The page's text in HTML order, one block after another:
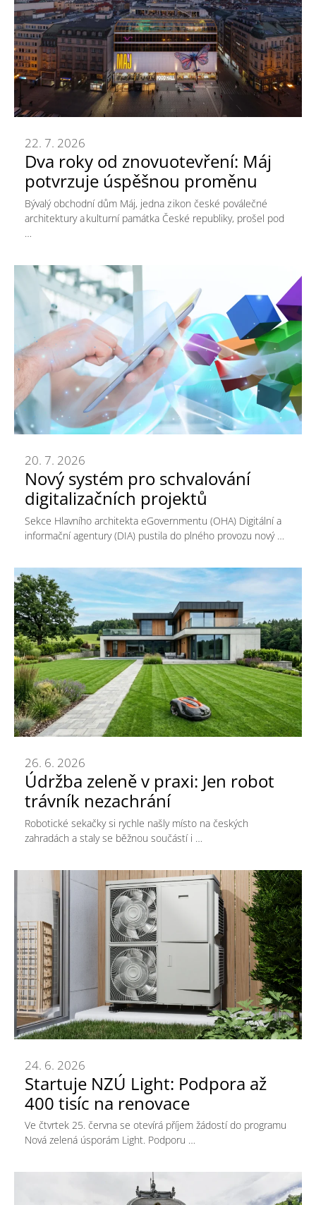
Dva roky od znovuotevření: Máj
potvrzuje úspěšnou proměnu
22. 7. 2026
Bývalý obchodní dům Máj, jedna z ikon české poválečné
architektury a kulturní památka České republiky, prošel pod
…
Nový systém pro schvalování
digitalizačních projektů
20. 7. 2026
Sekce Hlavního architekta eGovernmentu (OHA) Digitální a
informační agentury (DIA) pustila do plného provozu nový …
Údržba zeleně v praxi: Jen robot
trávník nezachrání
26. 6. 2026
Robotické sekačky si rychle našly místo na českých
zahradách a staly se běžnou součástí i …
Startuje NZÚ Light: Podpora až
400 tisíc na renovace
24. 6. 2026
Ve čtvrtek 25. června se otevírá příjem žádostí do programu
Nová zelená úsporám Light. Podporu …